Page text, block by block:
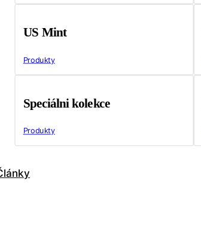
US Mint
Produkty
Speciálni kolekce
Produkty